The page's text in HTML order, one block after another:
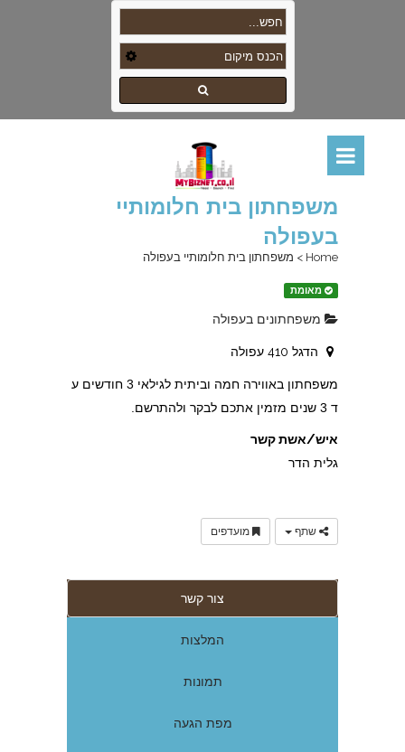
משפחתון בית חלומותיי
בעפולה
Home
> משפחתון בית חלומותיי בעפולה
מאומת
משפחתונים בעפולה
הדגל 410 עפולה
משפחתון באווירה חמה וביתית לגילאי 3 חודשים ע
ד 3 שנים מזמין אתכם לבקר ולהתרשם.
איש/אשת קשר
גלית הדר
שתף מועדפים
צור קשר
המלצות
תמונות
מפת הגעה